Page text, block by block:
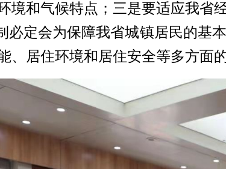
境和气候特点；三是要适应我省
必定会为保障我省城镇居民的基
、居住环境和居住安全等多方面